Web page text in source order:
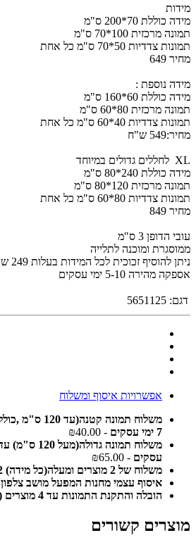
מידות
מידה כוללת 70*200 ס"מ
תמונה מרכזית 100*70 ס"מ
תמונות צדדיות 50*70 ס"מ כל אחת
מחיר 649
מידה נוספת :
מידה כוללת 60*160 ס"מ
תמונה מרכזית 80*60 ס"מ
תמונות צדדיות 40*60 ס"מ כל אחת
מחיר:549 ש"ח
XL לחללים גדולים במיוחד
מידה כוללת 240*80 ס"מ
תמונה מרכזית 120*80 ס"מ
תמונות צדדיות 80*60 ס"מ כל אחת
מחיר 849
עובי הדופן 3 ס"מ
ממוסגרת ומוכנה לתלייה
ניתן להוסיף זכוכית לכל המידות בעלות 249 ש"ח
אספקה מהירה 5-10 ימי עסקים
דגם: 5651125
אפשרויות איסוף ומשלוח
7 ימי עסקים
- ₪40.00
עסקים - ₪65.00
משלוח של 2 מוצרים ומעלה(כל מידה) 5-12 ימי עסקים
איסוף עצמי מחנות המפעל מושב צלפון
הובלה והתקנת התמונות עד 4 מוצרים (לא באילת)
מוצרים קשורים